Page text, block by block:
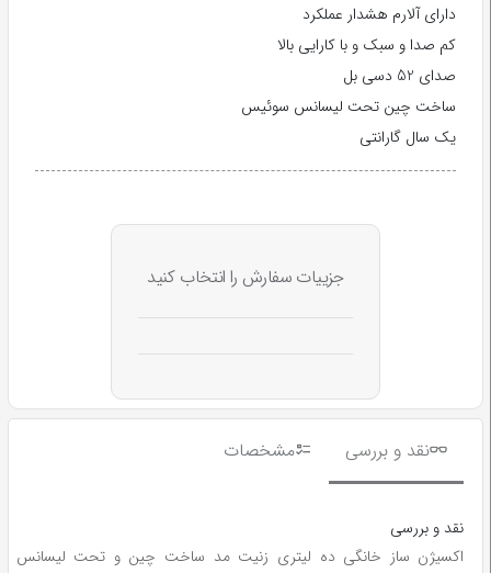
دارای آلارم هشدار عملکرد
کم صدا و سبک و با کارایی بالا
صدای 52 دسی بل
ساخت چین تحت لیسانس سوئیس
یک سال گارانتی
جزییات سفارش را انتخاب کنید
نقد و بررسی مشخصات
نقد و بررسی
اکسیژن ساز خانگی ده لیتری زنیت مد ساخت چین و تحت لیسانس